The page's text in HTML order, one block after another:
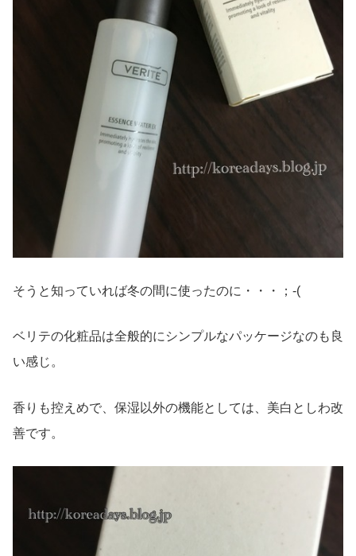
そうと知っていれば冬の間に使ったのに・・・；-(
ベリテの化粧品は全般的にシンプルなパッケージなのも良
い感じ。
香りも控えめで、保湿以外の機能としては、美白としわ改
善です。